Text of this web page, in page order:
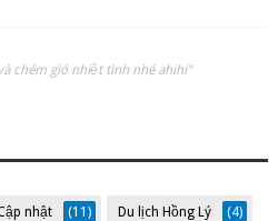
chém gió nhiệt tình nhé ahihi"
nhật (11) Du lịch Hồng Lý (4)